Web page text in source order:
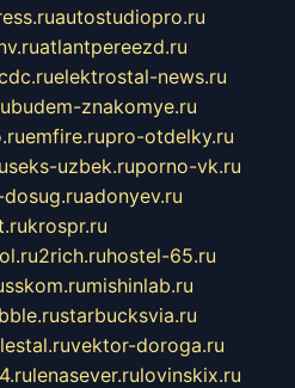
autostudiopro.ru
atlantpereezd.ru
elektrostal-news.ru
budem-znakomye.ru
emfire.rupro-otdelky.ru
seks-uzbek.ruporno-vk.ru
adonyev.ru
krospr.ru
2rich.ruhostel-65.ru
mishinlab.ru
starbucksvia.ru
vektor-doroga.ru
lenasever.rulovinskix.ru